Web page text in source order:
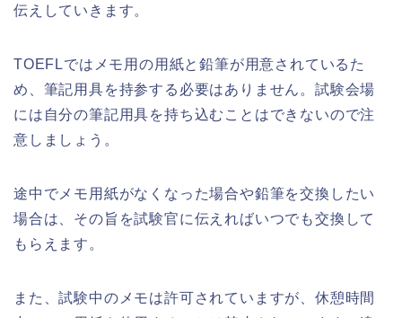
伝えしていきます。
TOEFLではメモ用の用紙と鉛筆が用意されているた
め、筆記用具を持参する必要はありません。試験会場
には自分の筆記用具を持ち込むことはできないので注
意しましょう。
途中でメモ用紙がなくなった場合や鉛筆を交換したい
場合は、その旨を試験官に伝えればいつでも交換して
もらえます。
また、試験中のメモは許可されていますが、休憩時間